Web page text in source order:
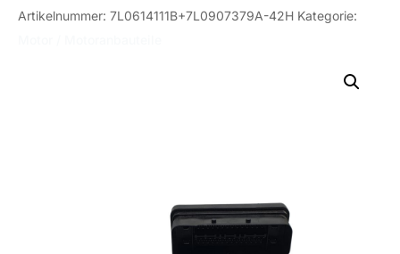
Artikelnummer: 7L0614111B+7L0907379A-42H Kategorie: